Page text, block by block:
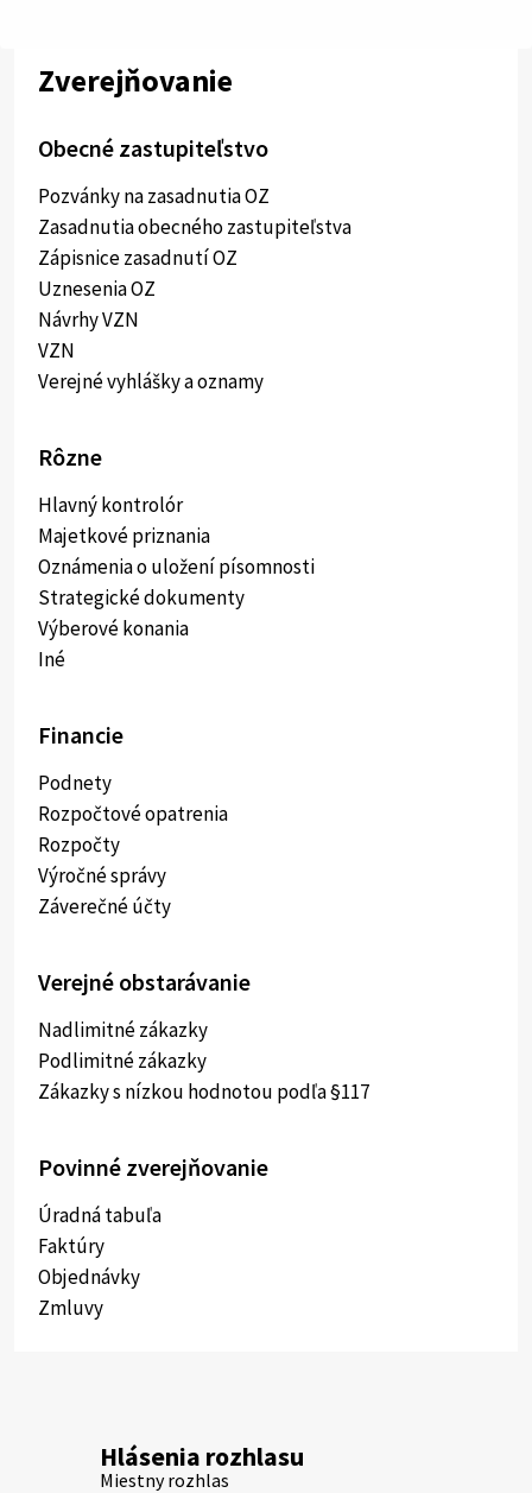
Zverejňovanie
Obecné zastupiteľstvo
Pozvánky na zasadnutia OZ
Zasadnutia obecného zastupiteľstva
Zápisnice zasadnutí OZ
Uznesenia OZ
Návrhy VZN
VZN
Verejné vyhlášky a oznamy
Rôzne
Hlavný kontrolór
Majetkové priznania
Oznámenia o uložení písomnosti
Strategické dokumenty
Výberové konania
Iné
Financie
Podnety
Rozpočtové opatrenia
Rozpočty
Výročné správy
Záverečné účty
Verejné obstarávanie
Nadlimitné zákazky
Podlimitné zákazky
Zákazky s nízkou hodnotou podľa §117
Povinné zverejňovanie
Úradná tabuľa
Faktúry
Objednávky
Zmluvy
Hlásenia rozhlasu
Miestny rozhlas